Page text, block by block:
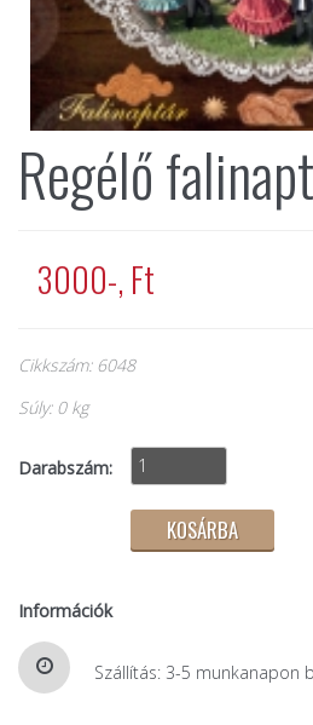
Regélő
3000-, Ft
Cikkszám: 6048
Súly: 0 kg
Darabszám:
Információk
Szállítás: 3-5 munkanapon